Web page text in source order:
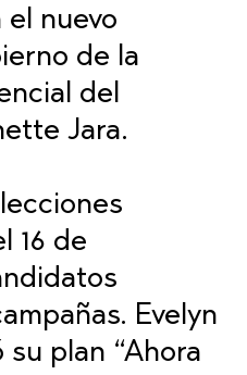
nuevo
de la
del
Jara.
16 de
Evelyn
plan “Ahora